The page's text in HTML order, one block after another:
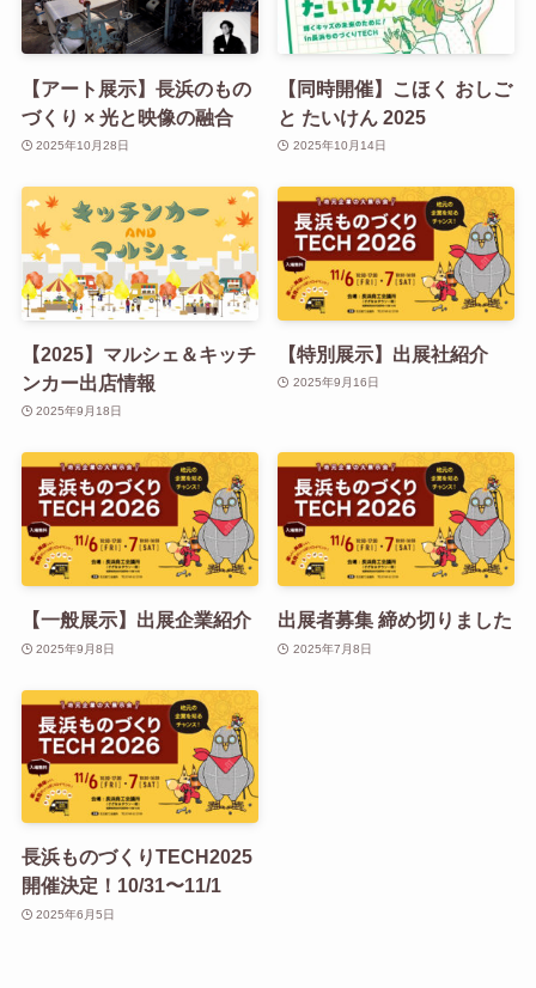
【アート展示】長浜のもの
づくり × 光と映像の融合
2025年10月28日
【同時開催】こほく おしご
と たいけん 2025
2025年10月14日
【2025】マルシェ＆キッチ
ンカー出店情報
2025年9月18日
【特別展示】出展社紹介
2025年9月16日
【一般展示】出展企業紹介
2025年9月8日
出展者募集 締め切りました
2025年7月8日
長浜ものづくりTECH2025
開催決定！10/31〜11/1
2025年6月5日